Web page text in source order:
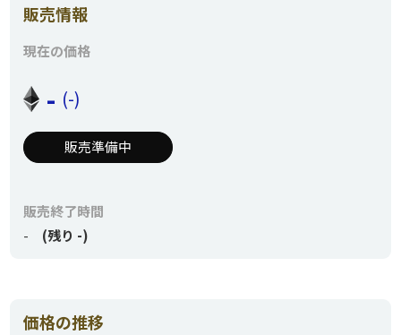
販売情報
現在の価格
- (-)
販売準備中
販売終了時間
-
(残り -)
価格の推移